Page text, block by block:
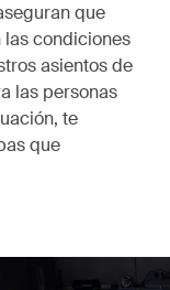
que
condiciones
asientos de
las personas
te
que